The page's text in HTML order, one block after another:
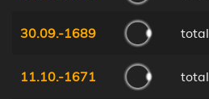
30.09.-1689 total
11.10.-1671 total